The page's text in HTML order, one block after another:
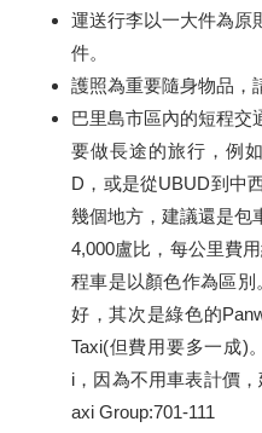
運送行李以一大件為原
件。
護照為重要隨身物品，
巴里島市區內的短程交
要做長途的旅行，例
D，或是從UBUD到中
幾個地方，建議還是包
4,000盧比，每公里費
程車是以顏色作為區別
好，其次是綠色的
Taxi(但費用要多一成)
i，因為不用車表計價
axi Group:701-111